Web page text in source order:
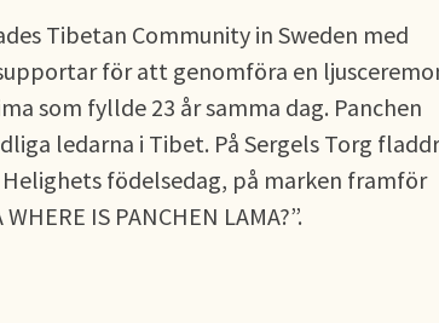
Tibetan Community in Sweden med
för att genomföra en
som fyllde 23 år samma dag. Panchen
ledarna i Tibet. På Sergels Torg
födelsedag, på marken framför
IS PANCHEN LAMA?”.